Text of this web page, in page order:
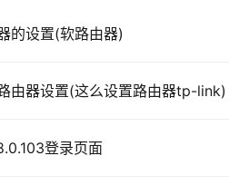
的设置(软路由器)
由器设置(这么设置路由器tp-link)
登录页面